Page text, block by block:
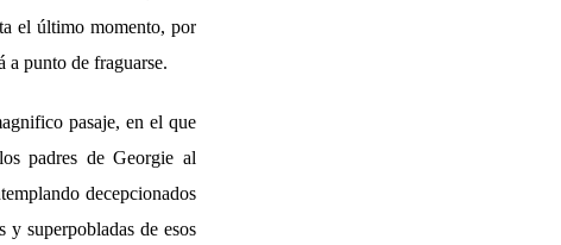
el último momento, por
a punto de fraguarse.
pasaje, en el que
padres de Georgie al
decepcionados
superpobladas de esos